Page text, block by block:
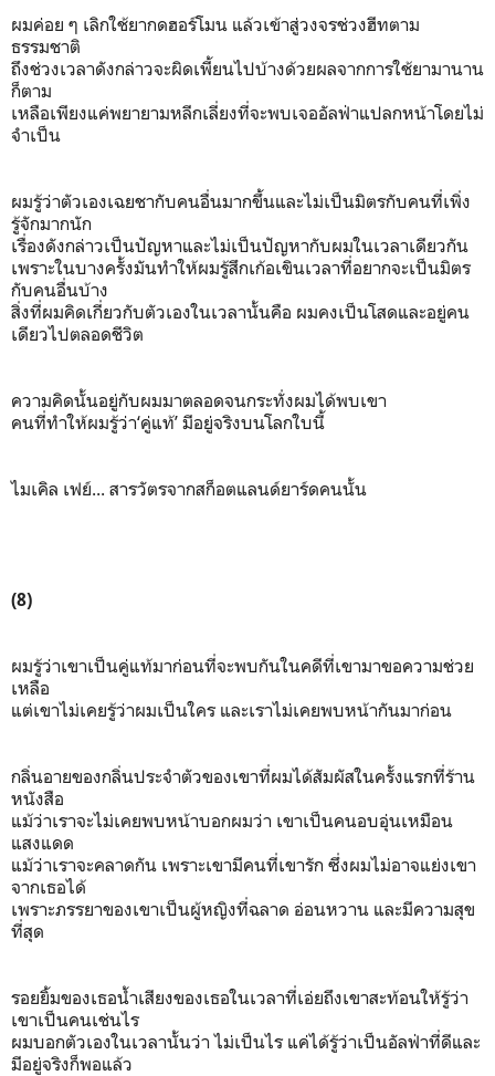
ผมค่อย ๆ เลิกใช้ยากดฮอร์โมน แล้วเข้าสู่วงจรช่วงฮีทตาม
ธรรมชาติ
ถึงช่วงเวลาดังกล่าวจะผิดเพี้ยนไปบ้างด้วยผลจากการใช้ยามานาน
ก็ตาม
เหลือเพียงแค่พยายามหลีกเลี่ยงที่จะพบเจออัลฟ่าแปลกหน้าโดยไม่
จำเป็น
ผมรู้ว่าตัวเองเฉยชากับคนอื่นมากขึ้นและไม่เป็นมิตรกับคนที่เพิ่ง
รู้จักมากนัก
เรื่องดังกล่าวเป็นปัญหาและไม่เป็นปัญหากับผมในเวลาเดียวกัน
เพราะในบางครั้งมันทำให้ผมรู้สึกเก้อเขินเวลาที่อยากจะเป็นมิตร
กับคนอื่นบ้าง
สิ่งที่ผมคิดเกี่ยวกับตัวเองในเวลานั้นคือ ผมคงเป็นโสดและอยู่คน
เดียวไปตลอดชีวิต
ความคิดนั้นอยู่กับผมมาตลอดจนกระทั่งผมได้พบเขา
คนที่ทำให้ผมรู้ว่า‘คู่แท้’ มีอยู่จริงบนโลกใบนี้
ไมเคิล เฟย์... สารวัตรจากสก็อตแลนด์ยาร์ดคนนั้น
(8)
ผมรู้ว่าเขาเป็นคู่แท้มาก่อนที่จะพบกันในคดีที่เขามาขอความช่วย
เหลือ
แต่เขาไม่เคยรู้ว่าผมเป็นใคร และเราไม่เคยพบหน้ากันมาก่อน
กลิ่นอายของกลิ่นประจำตัวของเขาที่ผมได้สัมผัสในครั้งแรกที่ร้าน
หนังสือ
แม้ว่าเราจะไม่เคยพบหน้าบอกผมว่า เขาเป็นคนอบอุ่นเหมือน
แสงแดด
แม้ว่าเราจะคลาดกัน เพราะเขามีคนที่เขารัก ซึ่งผมไม่อาจแย่งเขา
จากเธอได้
เพราะภรรยาของเขาเป็นผู้หญิงที่ฉลาด อ่อนหวาน และมีความสุข
ที่สุด
รอยยิ้มของเธอน้ำเสียงของเธอในเวลาที่เอ่ยถึงเขาสะท้อนให้รู้ว่า
เขาเป็นคนเช่นไร
ผมบอกตัวเองในเวลานั้นว่า ไม่เป็นไร แค่ได้รู้ว่าเป็นอัลฟ่าที่ดีและ
มีอยู่จริงก็พอแล้ว